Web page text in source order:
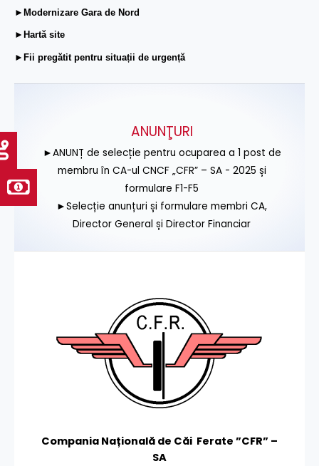
►Modernizare Gara de Nord
►Hartă site
►Fii pregătit pentru situații de urgență
ANUNŢURI
►ANUNȚ de selecție pentru ocuparea a 1 post de
membru în CA-ul CNCF „CFR” – SA - 2025 și
formulare F1-F5
►Selecție anunțuri și formulare membri CA,
Director General și Director Financiar
Compania Națională de Căi Ferate ”CFR” –
SA